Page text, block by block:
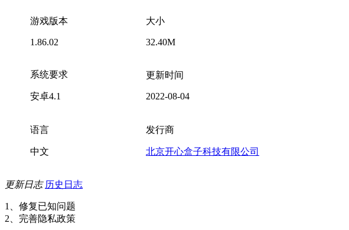
游戏版本
1.86.02
大小
32.40M
系统要求
安卓4.1
更新时间
2022-08-04
语言
中文
发行商
北京开心盒子科技有限公司
更新日志 历史日志
1、修复已知问题
2、完善隐私政策